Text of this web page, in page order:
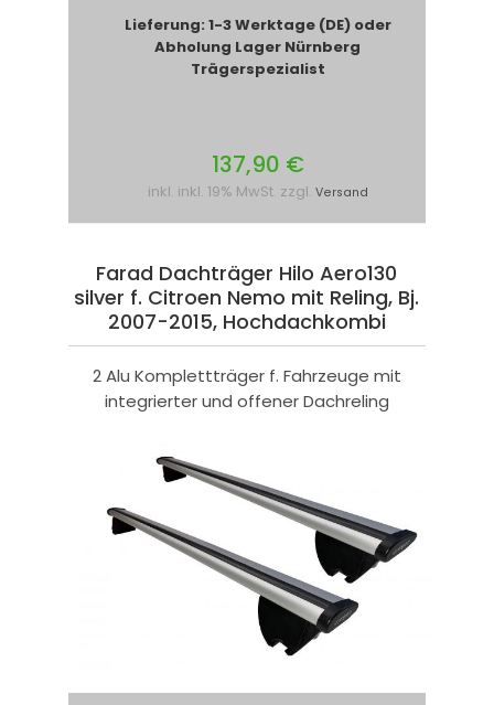
Lieferung: 1-3 Werktage (DE) oder
Abholung Lager Nürnberg
Trägerspezialist
137,90 €
inkl. inkl. 19% MwSt. zzgl. Versand
Farad Dachträger Hilo Aero130
silver f. Citroen Nemo mit Reling, Bj.
2007-2015, Hochdachkombi
2 Alu Komplettträger f. Fahrzeuge mit
integrierter und offener Dachreling